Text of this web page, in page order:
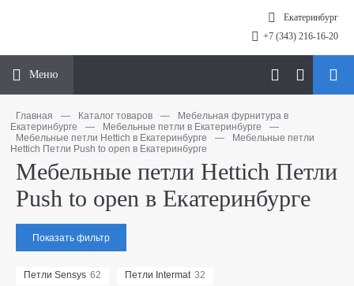
Екатеринбург
+7 (343) 216-16-20
Меню
Главная — Каталог товаров —
Мебельная фурнитура в
Екатеринбурге
— Мебельные петли в Екатеринбурге
—
Мебельные петли Hettich в Екатеринбурге
—
Мебельные петли
Hettich Петли Push to open в Екатеринбурге
Мебельные петли Hettich Петли
Push to open в Екатеринбурге
Показать фильтр
Петли Sensys 62 Петли Intermat 32